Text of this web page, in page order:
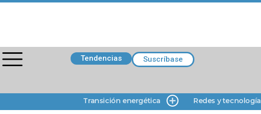
Tendencias Suscríbase
Transición energética Redes y tecnología